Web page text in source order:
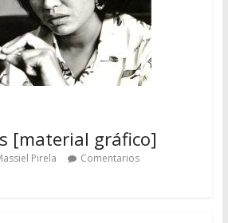
[material gráfico]
Pirela
Comentarios